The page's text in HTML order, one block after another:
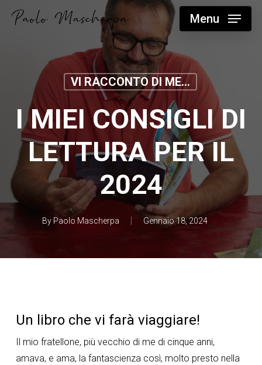
Menu
VI RACCONTO DI ME...
I MIEI CONSIGLI DI
LETTURA PER IL
2024
By Paolo Mascherpa Gennaio 18, 2024
Un libro che vi farà viaggiare!
Il mio fratellone, più vecchio di me di cinque anni,
amava, e ama, la fantascienza così, molto presto nella